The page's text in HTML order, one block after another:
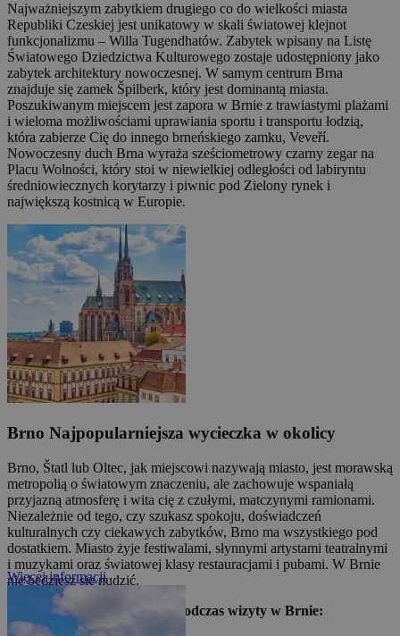
Najważniejszym zabytkiem drugiego co do wielkości miasta
Republiki Czeskiej jest unikatowy w skali światowej klejnot
funkcjonalizmu – Willa Tugendhatów. Zabytek wpisany na Listę
Światowego Dziedzictwa Kulturowego zostaje udostępniony jako
zabytek architektury nowoczesnej. W samym centrum Brna
znajduje się zamek Špilberk, który jest dominantą miasta.
Poszukiwanym miejscem jest zapora w Brnie z trawiastymi plażami
i wieloma możliwościami uprawiania sportu i transportu łodzią,
która zabierze Cię do innego brneńskiego zamku, Veveří.
Nowoczesny duch Brna wyraża sześciometrowy czarny zegar na
Placu Wolności, który stoi w niewielkiej odległości od labiryntu
średniowiecznych korytarzy i piwnic pod Zielony rynek i
największą kostnicą w Europie.
Brno Najpopularniejsza wycieczka w okolicy
Brno, Štatl lub Oltec, jak miejscowi nazywają miasto, jest morawską
metropolią o światowym znaczeniu, ale zachowuje wspaniałą
przyjazną atmosferę i wita cię z czułymi, matczynymi ramionami.
Niezależnie od tego, czy szukasz spokoju, doświadczeń
kulturalnych czy ciekawych zabytków, Brno ma wszystkiego pod
dostatkiem. Miasto żyje festiwalami, słynnymi artystami teatralnymi
i muzykami oraz światowej klasy restauracjami i pubami. W Brnie
nie będziesz się nudzić.
Czego nie można przegapić podczas wizyty w Brnie:
Więcej informacji